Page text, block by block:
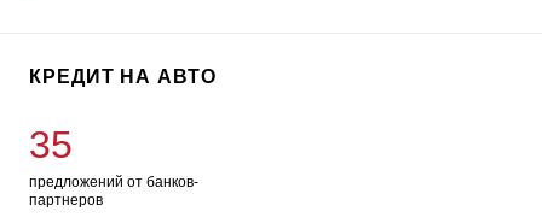
КРЕДИТ НА АВТО
35
предложений от банков-
партнеров